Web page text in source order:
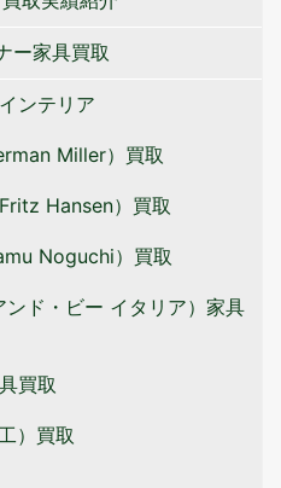
ー家具買取
ンテリア
Miller）買取
Hansen）買取
Noguchi）買取
ド・ビー イタリア‎）家具
買取
）買取